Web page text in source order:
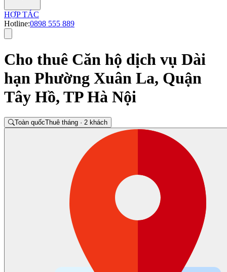
HỢP TÁC
Hotline:0898 555 889
Cho thuê Căn hộ dịch vụ Dài
hạn Phường Xuân La, Quận
Tây Hồ, TP Hà Nội
Toàn quốcThuê tháng · 2 khách